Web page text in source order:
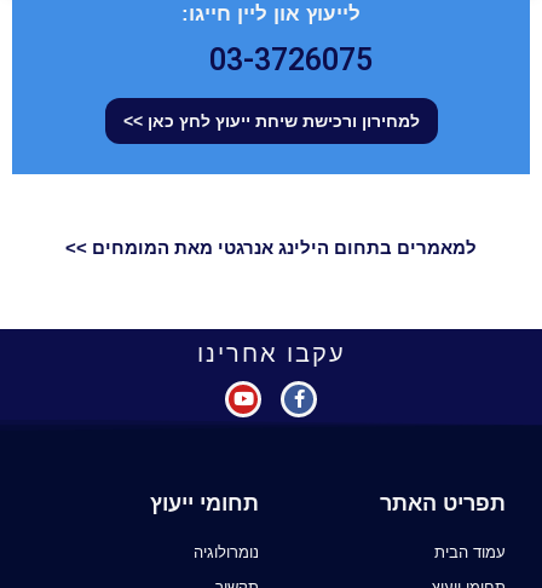
לייעוץ און ליין חייגו:
03-3726075
למחירון ורכישת שיחת ייעוץ לחץ כאן >>
למאמרים בתחום הילינג אנרגטי מאת המומחים >>
עקבו אחרינו
תפריט האתר
עמוד הבית
תחומי ייעוץ
נומרולוגיה